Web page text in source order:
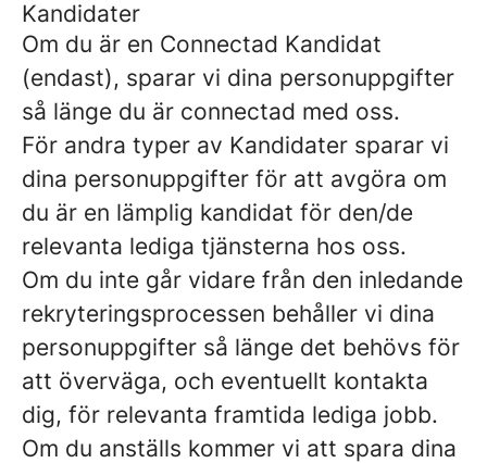
Kandidater
Om du är en Connectad Kandidat
(endast), sparar vi dina personuppgifter
så länge du är connectad med oss.
För andra typer av Kandidater sparar vi
dina personuppgifter för att avgöra om
du är en lämplig kandidat för den/de
relevanta lediga tjänsterna hos oss.
Om du inte går vidare från den inledande
rekryteringsprocessen behåller vi dina
personuppgifter så länge det behövs för
att överväga, och eventuellt kontakta
dig, för relevanta framtida lediga jobb.
Om du anställs kommer vi att spara dina